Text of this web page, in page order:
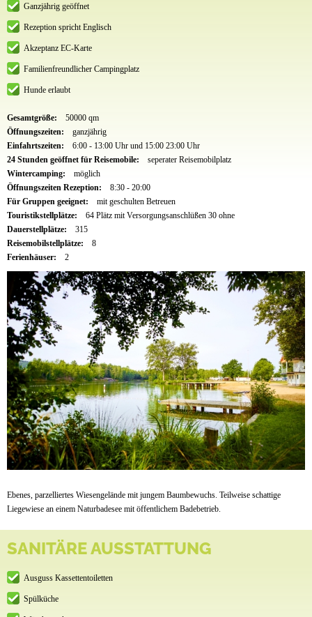
Ganzjährig geöffnet
Rezeption spricht Englisch
Akzeptanz EC-Karte
Familienfreundlicher Campingplatz
Hunde erlaubt
Gesamtgröße:
50000 qm
Öffnungszeiten:
ganzjährig
Einfahrtszeiten:
6:00 - 13:00 Uhr und 15:00 23:00 Uhr
24 Stunden geöffnet für Reisemobile:
seperater Reisemobilplatz
Wintercamping:
möglich
Öffnungszeiten Rezeption:
8:30 - 20:00
Für Gruppen geeignet:
mit geschulten Betreuen
Touristikstellplätze:
64 Plätz mit Versorgungsanschlüßen 30 ohne
Dauerstellplätze:
315
Reisemobilstellplätze:
8
Ferienhäuser:
2
Ebenes, parzelliertes Wiesengelände mit jungem Baumbewuchs. Teilweise schattige
Liegewiese an einem Naturbadesee mit öffentlichem Badebetrieb.
SANITÄRE AUSSTATTUNG
Ausguss Kassettentoiletten
Spülküche